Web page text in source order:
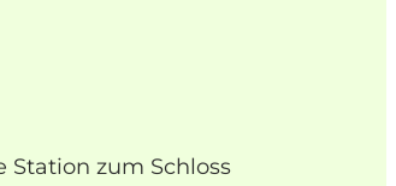
Station zum Schloss